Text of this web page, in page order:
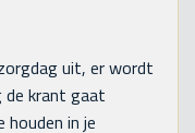
uit, er wordt
de krant gaat
houden in je